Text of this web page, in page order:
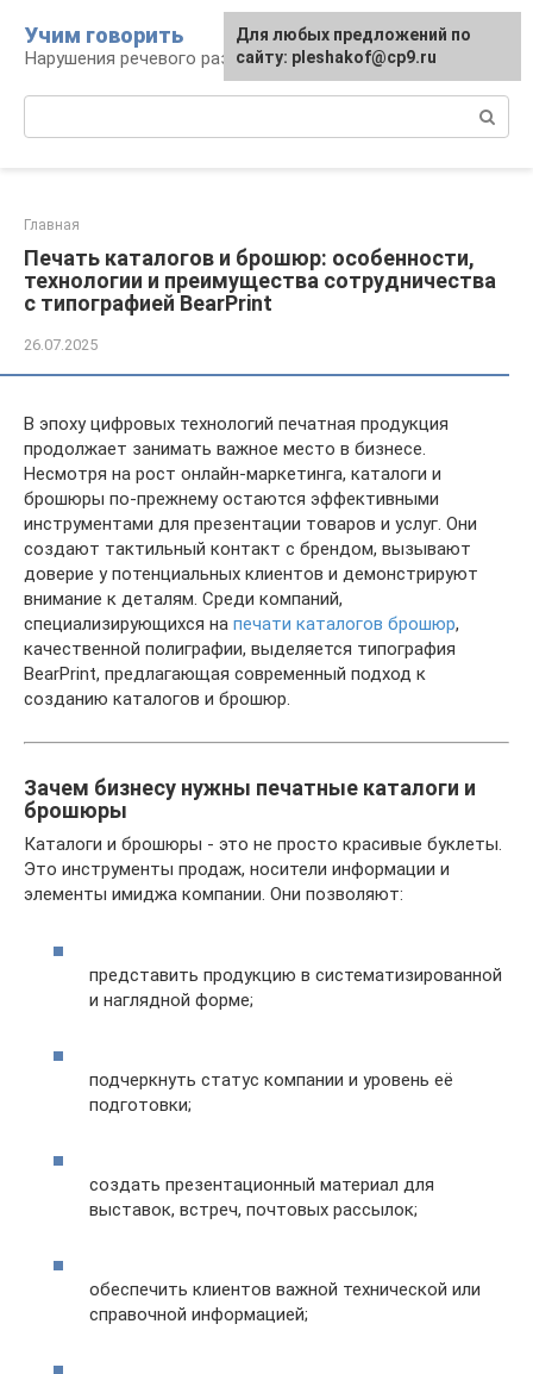
контенту
Учим говорить
Нарушения речевого развития
Главная
Печать каталогов и брошюр: особенности,
технологии и преимущества сотрудничества
с типографией BearPrint
26.07.2025
В эпоху цифровых технологий печатная продукция
продолжает занимать важное место в бизнесе.
Несмотря на рост онлайн-маркетинга, каталоги и
брошюры по-прежнему остаются эффективными
инструментами для презентации товаров и услуг. Они
создают тактильный контакт с брендом, вызывают
доверие у потенциальных клиентов и демонстрируют
внимание к деталям. Среди компаний,
специализирующихся на печати каталогов брошюр,
качественной полиграфии, выделяется типография
BearPrint, предлагающая современный подход к
созданию каталогов и брошюр.
Зачем бизнесу нужны печатные каталоги и
брошюры
Каталоги и брошюры - это не просто красивые буклеты.
Это инструменты продаж, носители информации и
элементы имиджа компании. Они позволяют:
представить продукцию в систематизированной
и наглядной форме;
подчеркнуть статус компании и уровень её
подготовки;
создать презентационный материал для
выставок, встреч, почтовых рассылок;
обеспечить клиентов важной технической или
справочной информацией;
Для любых предложений по
сайту: pleshakof@cp9.ru